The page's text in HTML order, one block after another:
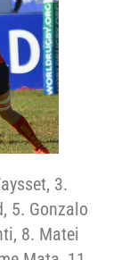
3.
5. Gonzalo
8. Matei